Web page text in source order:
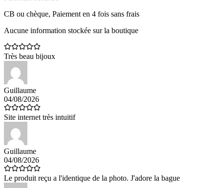
CB ou chèque, Paiement en 4 fois sans frais
Aucune information stockée sur la boutique
Très beau bijoux
Guillaume
04/08/2026
Site internet très intuitif
Guillaume
04/08/2026
Le produit reçu a l'identique de la photo. J'adore la bague